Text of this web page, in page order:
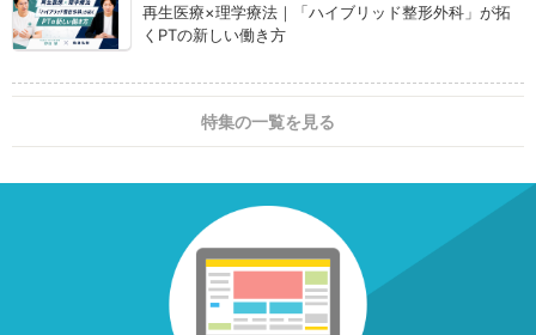
再生医療×理学療法｜「ハイブリッド整形外科」が拓
くPTの新しい働き方
特集の一覧を見る